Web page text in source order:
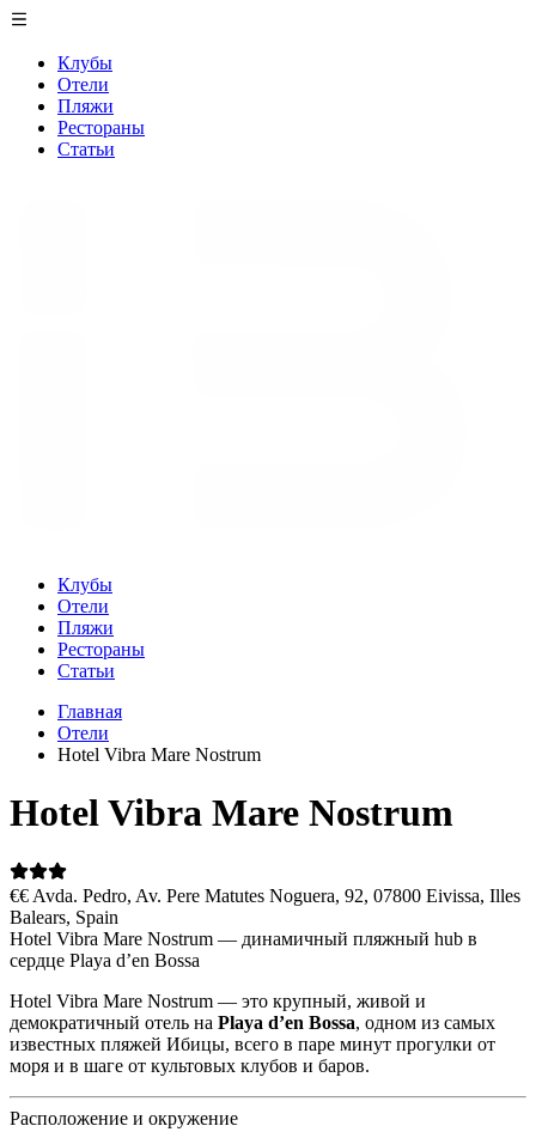
Клубы
Отели
Пляжи
Рестораны
Статьи
Клубы
Отели
Пляжи
Рестораны
Статьи
Главная
Отели
Hotel Vibra Mare Nostrum
Hotel Vibra Mare Nostrum
€€ Avda. Pedro, Av. Pere Matutes Noguera, 92, 07800 Eivissa, Illes
Balears, Spain
Hotel Vibra Mare Nostrum — динамичный пляжный hub в
сердце Playa d’en Bossa
Hotel Vibra Mare Nostrum — это крупный, живой и
демократичный отель на Playa d’en Bossa, одном из самых
известных пляжей Ибицы, всего в паре минут прогулки от
моря и в шаге от культовых клубов и баров.
Расположение и окружение